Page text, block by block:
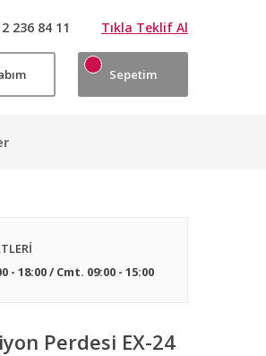
236 84 11 Tıkla Teklif Al
Sepetim
- 18:00 / Cmt. 09:00 - 15:00
Perdesi EX-24